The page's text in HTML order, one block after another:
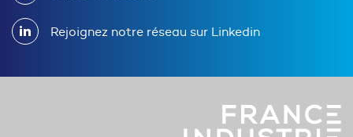
Rejoignez notre réseau sur Linkedin